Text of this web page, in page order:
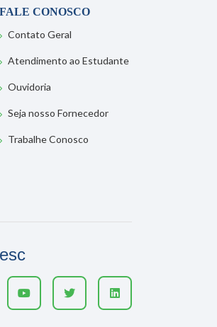
FALE CONOSCO
Contato Geral
Atendimento ao Estudante
Ouvidoria
Seja nosso Fornecedor
Trabalhe Conosco